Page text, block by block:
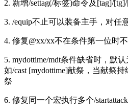
2. 新增/settag(/标签)命令及[tag]/
3. /equip不止可以装备主手，对任
4. 修复@xx/xx不在条件第一位时
5. mydottime/mdt条件缺省时，默
如/cast [mydottime]献祭，当献祭
祭
6. 修复同一个宏执行多个/